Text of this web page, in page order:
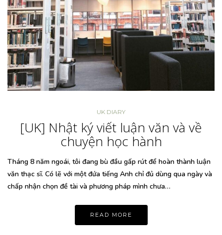
UK DIARY
[UK] Nhật ký viết luận văn và về
chuyện học hành
Tháng 8 năm ngoái, tôi đang bù đầu gấp rút để hoàn thành luận
văn thạc sĩ. Có lẽ với một đứa tiếng Anh chỉ đủ dùng qua ngày và
chấp nhận chọn đề tài và phương pháp mình chưa…
READ MORE